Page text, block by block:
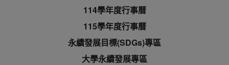
114學年度行事曆
115學年度行事曆
永續發展目標(SDGs)專區
大學永續發展專區